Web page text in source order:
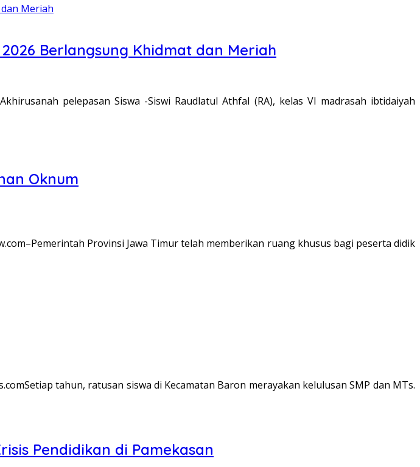
Berlangsung Khidmat dan Meriah
pelepasan Siswa -Siswi Raudlatul Athfal (RA), kelas VI madrasah ibtidaiyah
Oknum
Provinsi Jawa Timur telah memberikan ruang khusus bagi peserta didik
tahun, ratusan siswa di Kecamatan Baron merayakan kelulusan SMP dan MTs.
Pendidikan di Pamekasan